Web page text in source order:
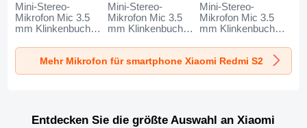
Mini-Stereo-
Mikrofon Mic 3.5
mm Klinkenbuchse
Redmi S2 Schwarz
Mini-Stereo-
Mikrofon Mic 3.5
mm Klinkenbuchse
Redmi S2 Schwarz
Mini-Stereo-
Mikrofon Mic 3.5
mm Klinkenbuchse
Redmi S2 Schwarz
Mehr Mikrofon für smartphone Xiaomi Redmi S2
Entdecken Sie die größte Auswahl an Xiaomi